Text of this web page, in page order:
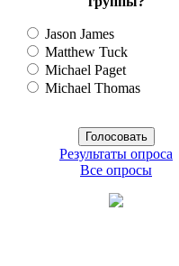
Jason James
Matthew Tuck
Michael Paget
Michael Thomas
Результаты опроса
Все опросы